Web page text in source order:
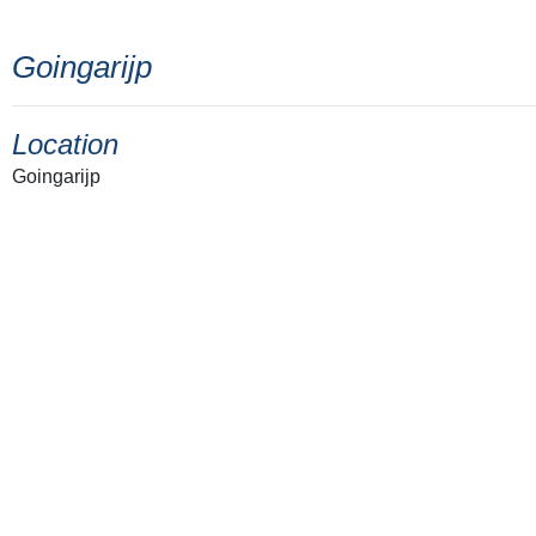
Goingarijp
Location
Goingarijp